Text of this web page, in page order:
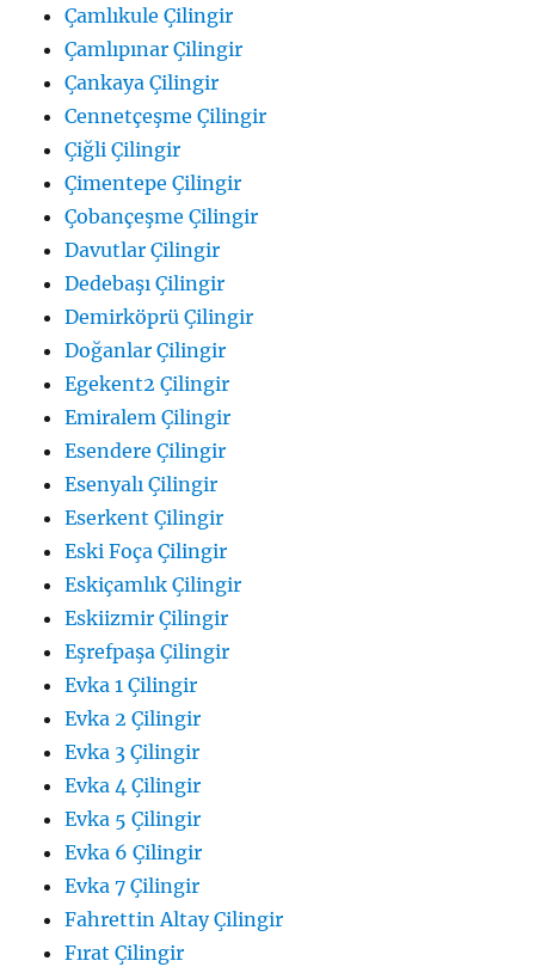
Çamlıkule Çilingir
Çamlıpınar Çilingir
Çankaya Çilingir
Cennetçeşme Çilingir
Çiğli Çilingir
Çimentepe Çilingir
Çobançeşme Çilingir
Davutlar Çilingir
Dedebaşı Çilingir
Demirköprü Çilingir
Doğanlar Çilingir
Egekent2 Çilingir
Emiralem Çilingir
Esendere Çilingir
Esenyalı Çilingir
Eserkent Çilingir
Eski Foça Çilingir
Eskiçamlık Çilingir
Eskiizmir Çilingir
Eşrefpaşa Çilingir
Evka 1 Çilingir
Evka 2 Çilingir
Evka 3 Çilingir
Evka 4 Çilingir
Evka 5 Çilingir
Evka 6 Çilingir
Evka 7 Çilingir
Fahrettin Altay Çilingir
Fırat Çilingir